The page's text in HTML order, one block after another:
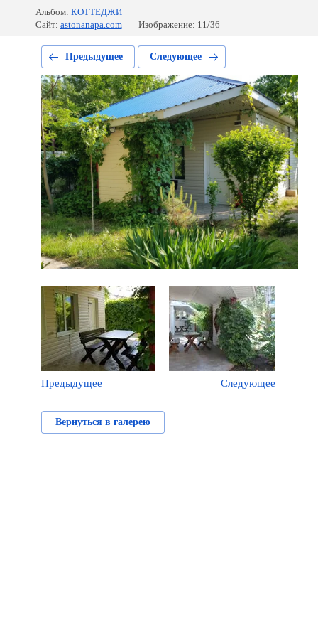
Альбом: КОТТЕДЖИ
Сайт: astonanapa.com Изображение: 11/36
Предыдущее Следующее
Предыдущее Следующее
Вернуться в галерею